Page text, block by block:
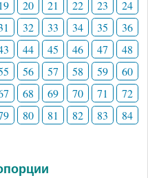
19 20 21 22 23
24
32 33 34 35
36
44 45 46 47
48
56 57 58 59
60
68 69 70 71
72
80 81 82 83
84